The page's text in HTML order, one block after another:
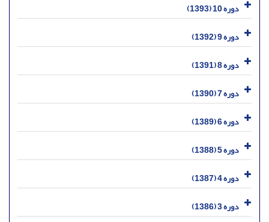
دوره 10 (1393)
دوره 9 (1392)
دوره 8 (1391)
دوره 7 (1390)
دوره 6 (1389)
دوره 5 (1388)
دوره 4 (1387)
دوره 3 (1386)